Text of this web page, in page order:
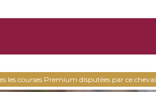
les courses Premium disputées par ce cheval